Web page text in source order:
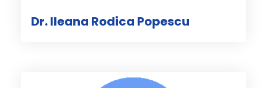
Dr. Ileana Rodica Popescu